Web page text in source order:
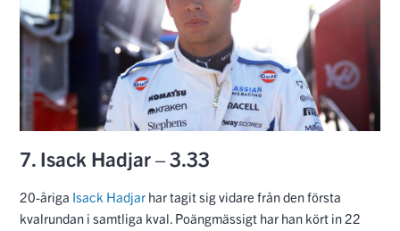
7. Isack Hadjar – 3.33
20-åriga Isack Hadjarhar tagit sig vidare från den första
poäng och ligger på en 13:e plats i VM-tabellen, med sitt bästa
resultat i Monaco där han slutade sexa.